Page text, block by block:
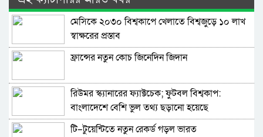
মেসিকে ২০৩০ বিশ্বকাপে খেলাতে বিশ্বজুড়ে ১০ লাখ
স্বাক্ষরের প্রস্তাব
ফ্রান্সের নতুন কোচ জিনেদিন জিদান
রিউমর স্ক্যানারের ফ্যাক্টচেক; ফুটবল বিশ্বকাপ:
বাংলাদেশে বেশি ভুল তথ্য ছড়ানো হয়েছে
আর্জেন্টিনাকে ঘিরে
টি–টুয়েন্টিতে নতুন রেকর্ড গড়ল ভারত